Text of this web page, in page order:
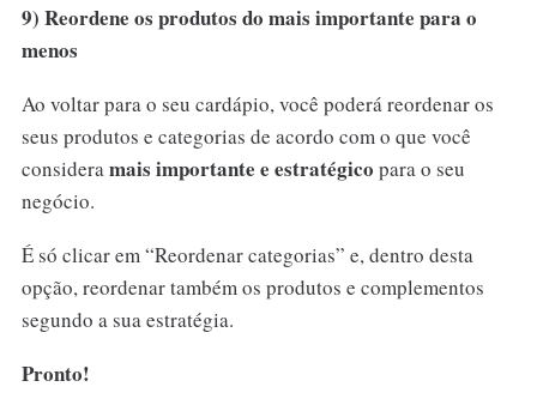
9) Reordene os produtos do mais importante para o
menos
Ao voltar para o seu cardápio, você poderá reordenar os
seus produtos e categorias de acordo com o que você
consideramais importante e estratégico para o seu
negócio.
É só clicar em “Reordenar categorias” e, dentro desta
opção, reordenar também os produtos e complementos
segundo a sua estratégia.
Pronto!